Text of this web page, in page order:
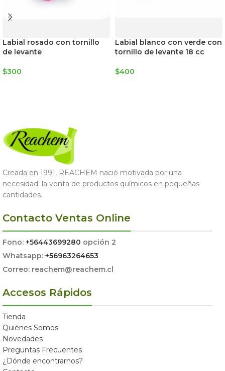
Labial rosado con tornillo
de levante
$300
Labial blanco con verde con
tornillo de levante 18 cc
$400
Creada en 1991, REACHEM nació motivada por una
necesidad: la venta de productos químicos en pequeñas
cantidades.
Contacto Ventas Online
Fono: +56443699280 opción 2
Whatsapp: +56963264653
Correo: reachem@reachem.cl
Accesos Rápidos
Tienda
Quiénes Somos
Novedades
Preguntas Frecuentes
¿Dónde encontrarnos?